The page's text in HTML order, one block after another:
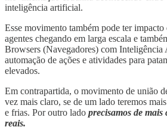
inteligência artificial.
Esse movimento também pode ter impacto
agentes chegando em larga escala e
Browsers (Navegadores) com
automação de ações e atividades para
elevados.
Em contrapartida, o movimento de união
vez mais claro, se de um lado teremos
e frias. Por outro lado precisamos de mais
reais.